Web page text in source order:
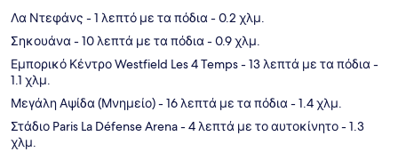
Λα Ντεφάνς - 1 λεπτό με τα πόδια- 0.2 χλμ.
Σηκουάνα- 10 λεπτά με τα πόδια- 0.9 χλμ.
Εμπορικό Κέντρο Westfield Les 4 Temps- 13 λεπτά με τα πόδια-
1.1 χλμ.
Μεγάλη Αψίδα (Μνημείο)- 16 λεπτά με τα πόδια- 1.4 χλμ.
Στάδιο Paris La Défense Arena- 4 λεπτά με το αυτοκίνητο- 1.3
χλμ.